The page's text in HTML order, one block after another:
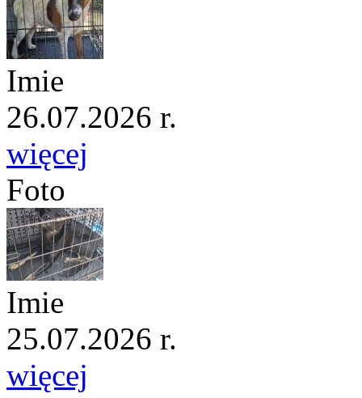
Imie
26.07.2026 r.
więcej
Foto
Imie
25.07.2026 r.
więcej